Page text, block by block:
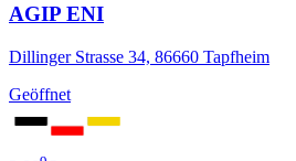
AGIP ENI
Dillinger Strasse 34, 86660 Tapfheim
Geöffnet